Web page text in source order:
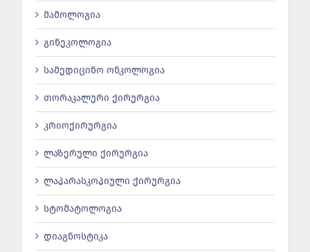
მამოლოგია
გინეკოლოგია
სამედიცინო ონკოლოგია
თორაკალური ქირურგია
კრიოქირურგია
ლაზერული ქირურგია
ლაპარასკოპიული ქირურგია
სტომატოლოგია
დიაგნოსტიკა